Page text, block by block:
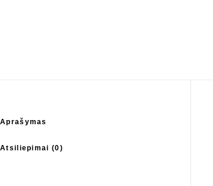
Aprašymas
Atsiliepimai (0)